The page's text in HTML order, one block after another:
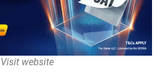
Visit website